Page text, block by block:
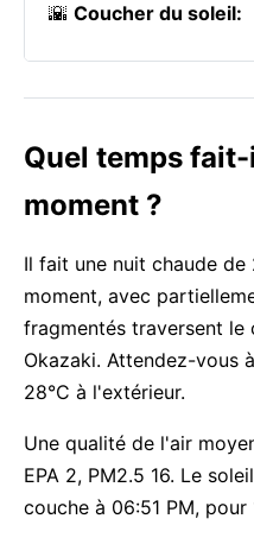
🌇 Coucher du soleil:
Quel temps
moment ?
Il fait une nuit chaude de
moment, avec
fragmentés traversent le
Okazaki. Attendez-vous
28°C à l'extérieur.
Une qualité de l'air
EPA 2, PM2.5 16. Le
couche à 06:51 PM,